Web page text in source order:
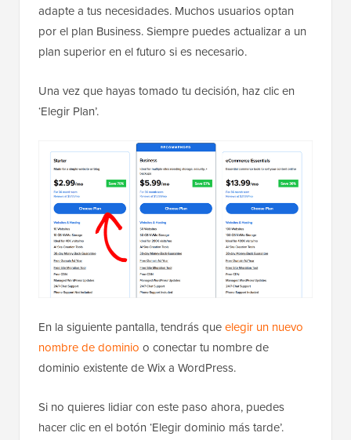
adapte a tus necesidades. Muchos usuarios optan
por el plan Business. Siempre puedes actualizar a un
plan superior en el futuro si es necesario.
Una vez que hayas tomado tu decisión, haz clic en
‘Elegir Plan’.
En la siguiente pantalla, tendrás queelegir un nuevo
nombre de dominio o conectar tu nombre de
dominio existente de Wix a WordPress.
Si no quieres lidiar con este paso ahora, puedes
hacer clic en el botón ‘Elegir dominio más tarde’.